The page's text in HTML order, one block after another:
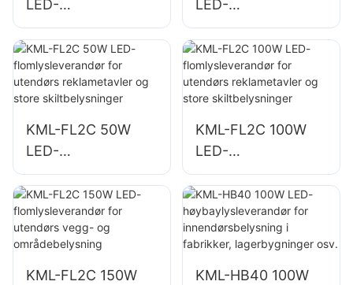
LED-
flomlysleverandør,
torg- og
parkbelysning
LED-
flomlysleverandør,
havne- og
dokkbelysning
KML-FL2C 50W
LED-
flomlysleverandør
for utendørs
reklametavler og
store
KML-FL2C 100W
LED-
flomlysleverandør
for utendørs
reklametavler og
store
KML-FL2C 150W
KML-HB40 100W